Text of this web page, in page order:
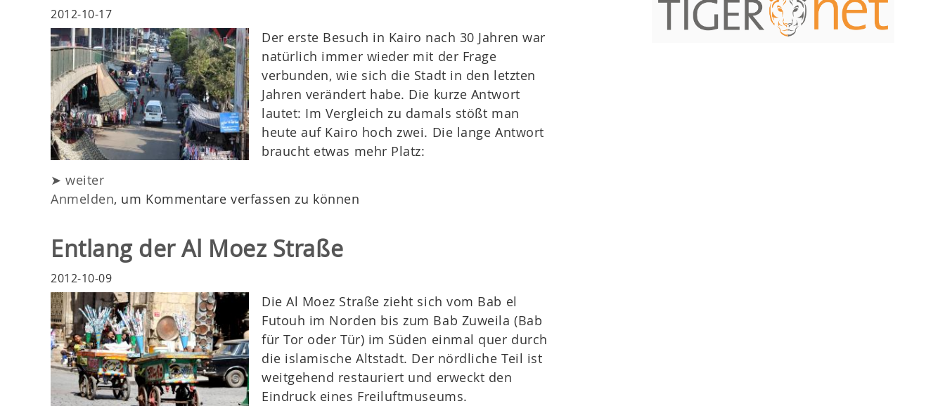
2012-10-17
Der erste Besuch in Kairo nach 30 Jahren war
natürlich immer wieder mit der Frage
verbunden, wie sich die Stadt in den letzten
Jahren verändert habe. Die kurze Antwort
lautet: Im Vergleich zu damals stößt man
heute auf Kairo hoch zwei. Die lange Antwort
braucht etwas mehr Platz:
➤ weiter
Anmelden, um Kommentare verfassen zu können
Entlang der Al Moez Straße
2012-10-09
Die Al Moez Straße zieht sich vom Bab el
Futouh im Norden bis zum Bab Zuweila (Bab
für Tor oder Tür) im Süden einmal quer durch
die islamische Altstadt. Der nördliche Teil ist
weitgehend restauriert und erweckt den
Eindruck eines Freiluftmuseums.